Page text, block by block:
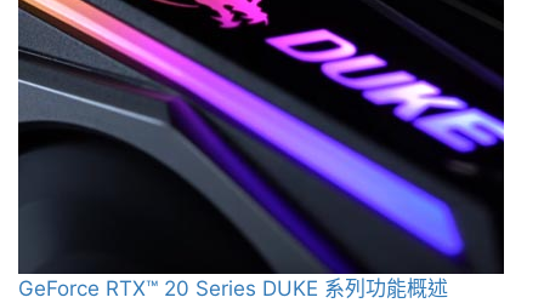
GeForce RTX™ 20 Series DUKE 系列功能概述